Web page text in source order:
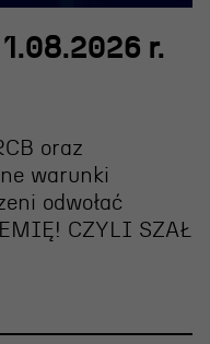
r.
oraz
warunki
odwołać
CZYLI SZAŁ